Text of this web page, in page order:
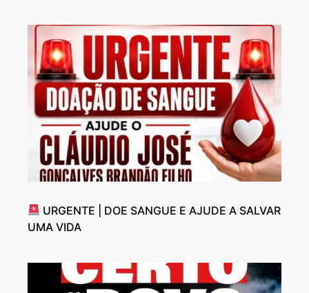
URGENTE | DOE SANGUE E AJUDE A SALVAR
UMA VIDA